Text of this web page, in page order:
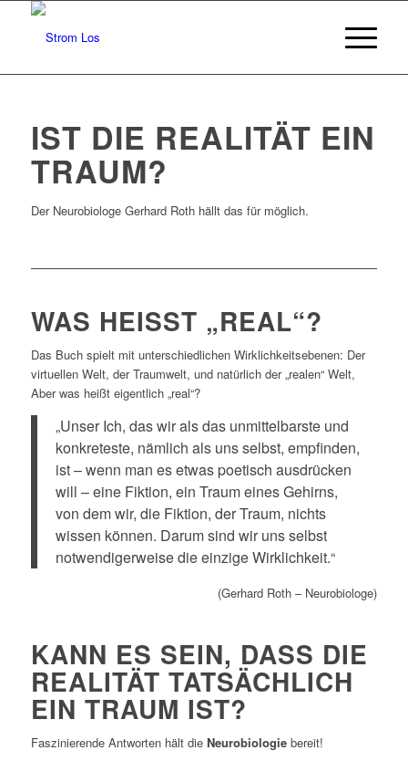
IST DIE REALITÄT EIN
TRAUM?
Der Neurobiologe Gerhard Roth hällt das für möglich.
WAS HEISST „REAL“?
Das Buch spielt mit unterschiedlichen Wirklichkeitsebenen: Der
virtuellen Welt, der Traumwelt, und natürlich der „realen“ Welt,
Aber was heißt eigentlich „real“?
„Unser Ich, das wir als das unmittelbarste und
konkreteste, nämlich als uns selbst, empfinden,
ist – wenn man es etwas poetisch ausdrücken
will – eine Fiktion, ein Traum eines Gehirns,
von dem wir, die Fiktion, der Traum, nichts
wissen kön­nen. Darum sind wir uns selbst
notwendigerweise die einzige Wirklichkeit.“
(Gerhard Roth – Neurobiologe)
KANN ES SEIN, DASS DIE
REALITÄT TATSÄCHLICH
EIN TRAUM IST?
Faszinierende Antworten hält die Neurobiologiebereit!